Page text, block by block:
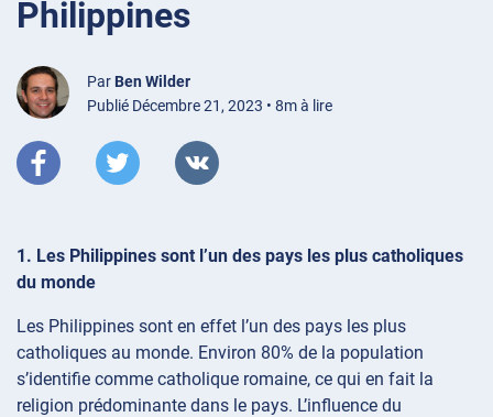
Philippines
Par Ben Wilder
Publié Décembre 21, 2023 • 8m à lire
1. Les Philippines sont l’un des pays les plus catholiques
du monde
Les Philippines sont en effet l’un des pays les plus
catholiques au monde. Environ 80% de la population
s’identifie comme catholique romaine, ce qui en fait la
religion prédominante dans le pays. L’influence du